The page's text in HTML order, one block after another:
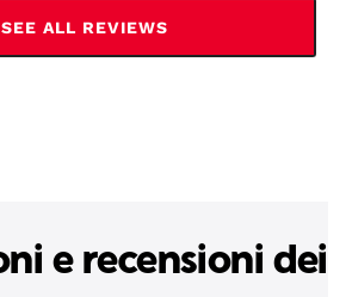
SEE ALL REVIEWS
CLICK
TO